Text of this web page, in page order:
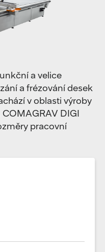
a velice
a frézování desek
v oblasti výroby
DIGI
pracovní